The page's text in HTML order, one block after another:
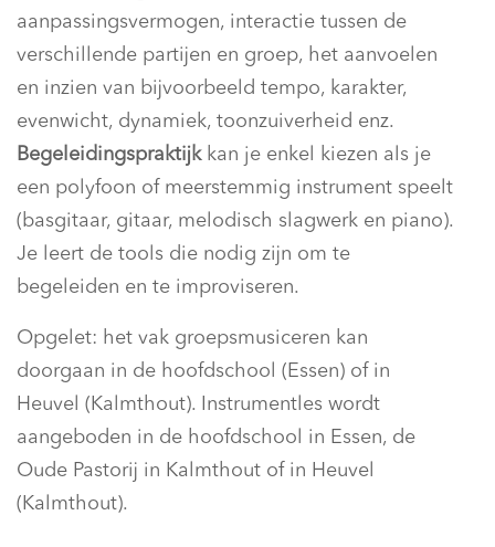
aanpassingsvermogen, interactie tussen de
verschillende partijen en groep, het aanvoelen
en inzien van bijvoorbeeld tempo, karakter,
evenwicht, dynamiek, toonzuiverheid enz.
Begeleidingspraktijkkan je enkel kiezen als je
een polyfoon of meerstemmig instrument speelt
(basgitaar, gitaar, melodisch slagwerk en piano).
Je leert de tools die nodig zijn om te
begeleiden en te improviseren.
Opgelet: het vak groepsmusiceren kan
doorgaan in de hoofdschool (Essen) of in
Heuvel (Kalmthout). Instrumentles wordt
aangeboden in de hoofdschool in Essen, de
Oude Pastorij in Kalmthout of in Heuvel
(Kalmthout).